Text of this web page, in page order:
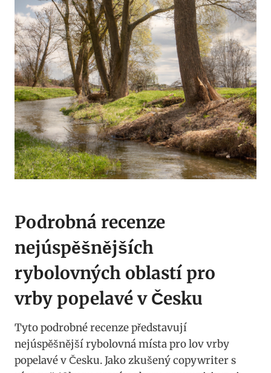
Podrobná recenze⁢
nejúspěšnějších
⁤rybolovných oblastí pro
vrby popelavé ​v Česku
Tyto podrobné recenze představují
nejúspěšnější rybolovná⁣ místa pro lov vrby⁤
popelavé ‌v Česku. Jako zkušený copywriter s